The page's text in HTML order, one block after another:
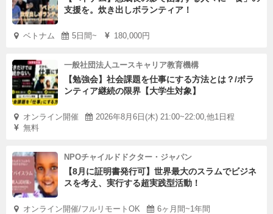
支援を。炊き出しボランティア！
ベトナム 5日間~ 180,000円
一般社団法人ユースキャリア教育機構
【勉強会】社会課題を仕事にする方法とは？/ボラ
ンティア継続の限界【大学生対象】
オンライン開催
2026年8月6日(木) 21:00~22:00,他1日程
無料
NPOチャイルドドクター・ジャパン
【8月に証明書発行可】世界最大のスラムでビジネ
スを考え、実行する超実践型活動！
オンライン開催/フルリモートOK
6ヶ月間~1年間